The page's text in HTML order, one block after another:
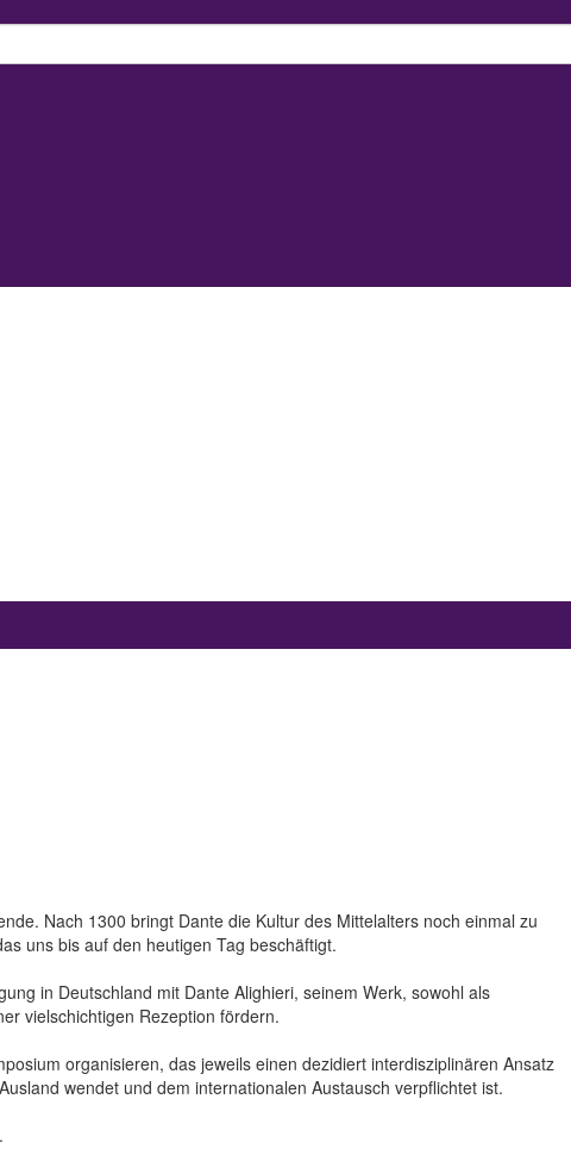
Nach 1300 bringt Dante die Kultur des Mittelalters noch einmal zu
uns bis auf den heutigen Tag beschäftigt.
in Deutschland mit Dante Alighieri, seinem Werk, sowohl als
vielschichtigen Rezeption fördern.
organisieren, das jeweils einen dezidiert interdisziplinären Ansatz
wendet und dem internationalen Austausch verpflichtet ist.